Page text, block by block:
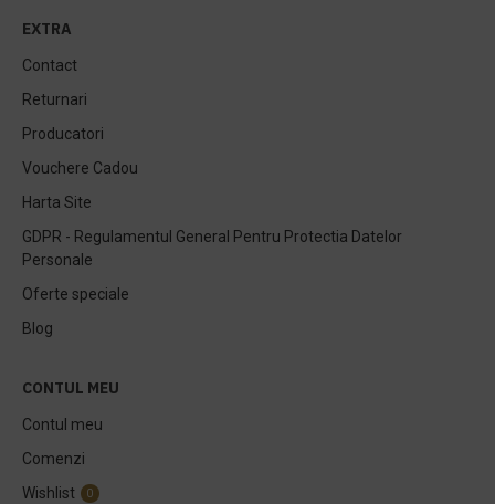
EXTRA
Contact
Returnari
Producatori
Vouchere Cadou
Harta Site
GDPR - Regulamentul General Pentru Protectia Datelor
Personale
Oferte speciale
Blog
CONTUL MEU
Contul meu
Comenzi
Wishlist
0